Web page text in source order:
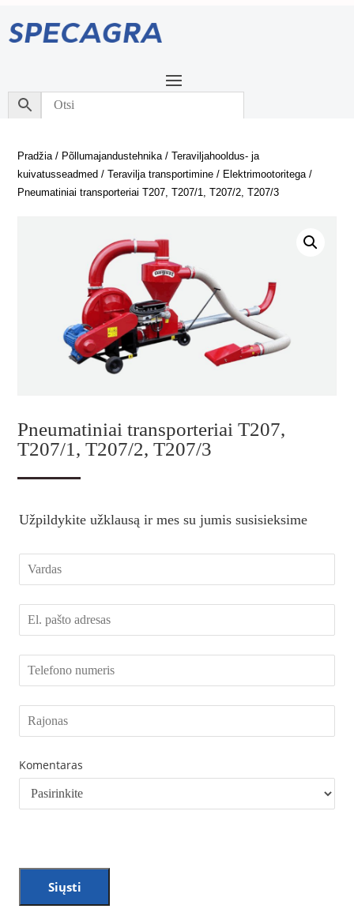
Pradžia/ Põllumajandustehnika/Teraviljahooldus- ja
kuivatusseadmed /Teravilja transportimine / Elektrimootoritega/
Pneumatiniai transporteriai T207, T207/1, T207/2, T207/3
Pneumatiniai transporteriai T207,
T207/1, T207/2, T207/3
Užpildykite užklausą ir mes su jumis susisieksime
Komentaras
Siųsti